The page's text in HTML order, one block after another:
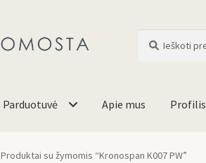
Parduotuvė Apie mus Profilis
Produktai su žymomis “Kronospan K007 PW”